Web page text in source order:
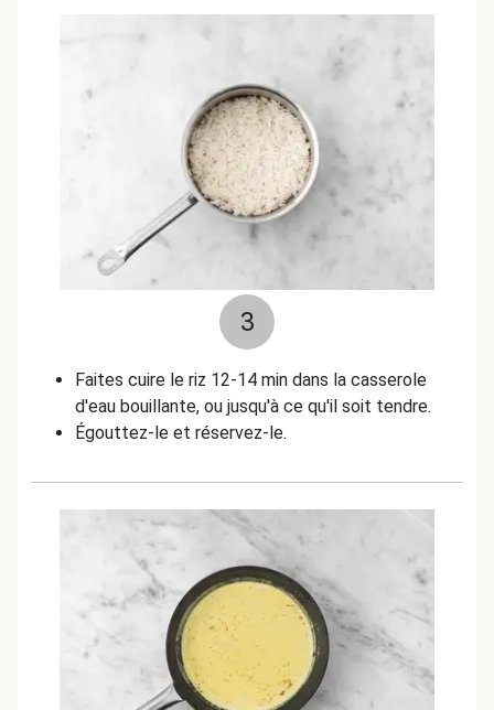
3
Faites cuire le riz 12-14 min dans la casserole
d'eau bouillante, ou jusqu'à ce qu'il soit tendre.
Égouttez-le et réservez-le.